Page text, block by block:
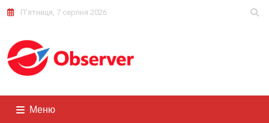
П'ятниця, 7 серпня 2026
Меню